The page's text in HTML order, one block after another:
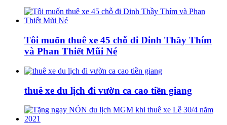
Tôi muốn thuê xe 45 chỗ đi Dinh Thầy Thím
và Phan Thiết Mũi Né
thuê xe du lịch đi vườn ca cao tiền giang